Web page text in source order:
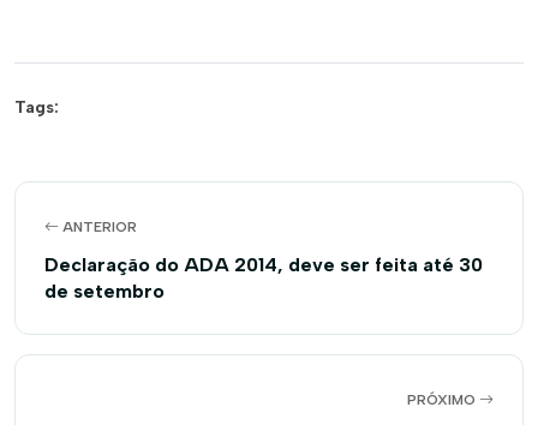
Tags:
ANTERIOR
Declaração do ADA 2014, deve ser feita até 30
de setembro
PRÓXIMO